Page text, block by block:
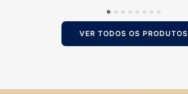
5 6 7 8
VER TODOS OS PRODUTOS